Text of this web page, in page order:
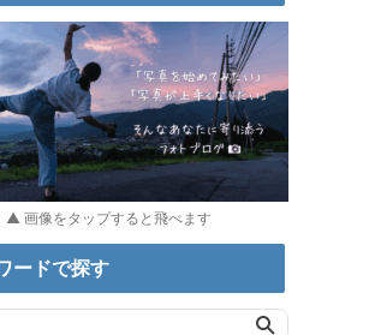
▲ 画像をタップすると飛べます
ードで探す